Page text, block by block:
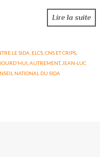
Lire la suite
LE SIDA, ELCS, CNS ET CRIPS,
,AUTREMENT, JEAN-LUC
NATIONAL DU SIDA